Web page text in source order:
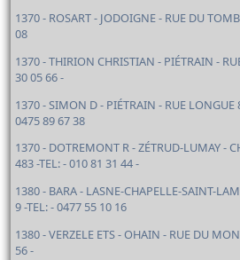
1370 - ROSART - JODOIGNE - RUE DU
08
1370 - THIRION CHRISTIAN - PIÉTRAIN -
30 05 66 -
1370 - SIMON D - PIÉTRAIN - RUE LONGUE
0475 89 67 38
1370 - DOTREMONT R - ZÉTRUD-LUMAY -
483 -TEL: - 010 81 31 44 -
1380 - BARA - LASNE-CHAPELLE-SAINT-
9 -TEL: - 0477 55 10 16
1380 - VERZELE ETS - OHAIN - RUE DU
56 -